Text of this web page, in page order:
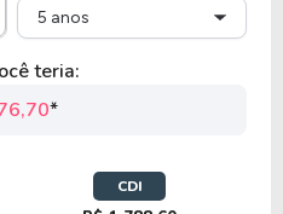
5 anos
teria:
*
CDI